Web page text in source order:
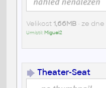
Velikost 1,66MB• ze dne
Umístil: Miguel2
Theater-Seat